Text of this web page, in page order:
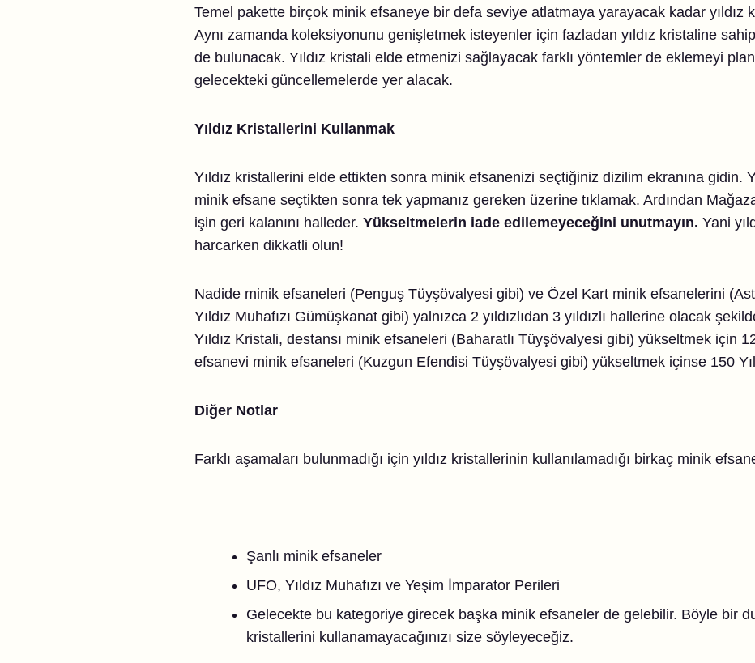
Temel pakette birçok minik efsaneye bir defa seviye atlatmaya yarayacak kadar yıldız
Aynı zamanda koleksiyonunu genişletmek isteyenler için fazladan yıldız kristaline
de bulunacak. Yıldız kristali elde etmenizi sağlayacak farklı yöntemler de eklemeyi
gelecekteki güncellemelerde yer alacak.
Yıldız Kristallerini Kullanmak
Yıldız kristallerini elde ettikten sonra minik efsanenizi seçtiğiniz dizilim ekranına gidin.
minik efsane seçtikten sonra tek yapmanız gereken üzerine tıklamak. Ardından
işin geri kalanını halleder. Yükseltmelerin iade edilemeyeceğini unutmayın. Yani
harcarken dikkatli olun!
Nadide minik efsaneleri (Penguş Tüyşövalyesi gibi) ve Özel Kart minik efsanelerini
Yıldız Muhafızı Gümüşkanat gibi) yalnızca 2 yıldızlıdan 3 yıldızlı hallerine olacak
Yıldız Kristali, destansı minik efsaneleri (Baharatlı Tüyşövalyesi gibi) yükseltmek için
efsanevi minik efsaneleri (Kuzgun Efendisi Tüyşövalyesi gibi) yükseltmek içinse 150
Diğer Notlar
Farklı aşamaları bulunmadığı için yıldız kristallerinin kullanılamadığı birkaç minik
Şanlı minik efsaneler
UFO, Yıldız Muhafızı ve Yeşim İmparator Perileri
Gelecekte bu kategoriye girecek başka minik efsaneler de gelebilir. Böyle bir
kristallerini kullanamayacağınızı size söyleyeceğiz.